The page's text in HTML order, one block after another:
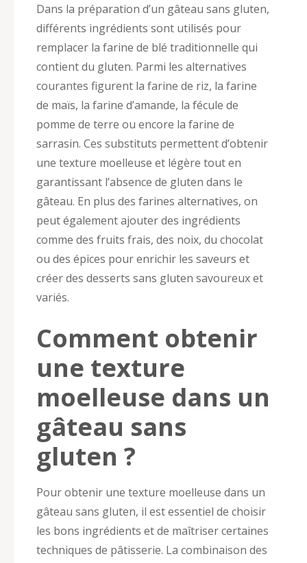
Dans la préparation d’un gâteau sans gluten,
différents ingrédients sont utilisés pour
remplacer la farine de blé traditionnelle qui
contient du gluten. Parmi les alternatives
courantes figurent la farine de riz, la farine
de maïs, la farine d’amande, la fécule de
pomme de terre ou encore la farine de
sarrasin. Ces substituts permettent d’obtenir
une texture moelleuse et légère tout en
garantissant l’absence de gluten dans le
gâteau. En plus des farines alternatives, on
peut également ajouter des ingrédients
comme des fruits frais, des noix, du chocolat
ou des épices pour enrichir les saveurs et
créer des desserts sans gluten savoureux et
variés.
Comment obtenir
une texture
moelleuse dans un
gâteau sans
gluten ?
Pour obtenir une texture moelleuse dans un
gâteau sans gluten, il est essentiel de choisir
les bons ingrédients et de maîtriser certaines
techniques de pâtisserie. La combinaison des